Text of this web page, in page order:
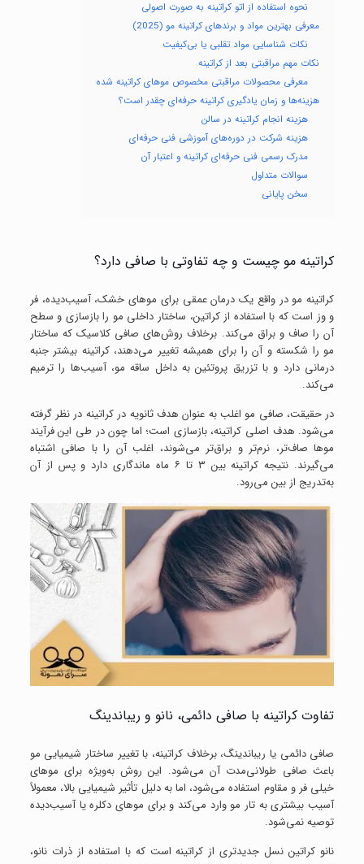
نحوه استفاده از اتو کراتینه به صورت اصولی
معرفی بهترین مواد و برندهای کراتینه مو (2025)
نکات شناسایی مواد تقلبی یا بی‌کیفیت
نکات مهم مراقبتی بعد از کراتینه
معرفی محصولات مراقبتی مخصوص موهای کراتینه شده
هزینه‌ها و زمان یادگیری کراتینه حرفه‌ای چقدر است؟
هزینه انجام کراتینه در سالن
هزینه شرکت در دوره‌های آموزشی فنی حرفه‌ای
مدرک رسمی فنی حرفه‌ای کراتینه و اعتبار آن
سوالات متداول
سخن پایانی
کراتینه مو چیست و چه تفاوتی با صافی دارد؟
کراتینه مو در واقع یک درمان عمقی برای موهای خشک، آسیب‌دیده، فر
و وز است که با استفاده از کراتین، ساختار داخلی مو را بازسازی و سطح
آن را صاف و براق می‌کند. برخلاف روش‌های صافی کلاسیک که ساختار
مو را شکسته و آن را برای همیشه تغییر می‌دهند، کراتینه بیشتر جنبه
درمانی دارد و با تزریق پروتئین به داخل ساقه مو، آسیب‌ها را ترمیم
می‌کند.
در حقیقت، صافی مو اغلب به عنوان هدف ثانویه در کراتینه در نظر گرفته
می‌شود. هدف اصلی کراتینه، بازسازی است؛ اما چون در طی این فرآیند
موها صاف‌تر، نرم‌تر و براق‌تر می‌شوند، اغلب آن را با صافی اشتباه
می‌گیرند. نتیجه کراتینه بین ۳ تا ۶ ماه ماندگاری دارد و پس از آن
به‌تدریج از بین می‌رود.
تفاوت کراتینه با صافی دائمی، نانو و ریباندینگ
صافی دائمی یا ریباندینگ، برخلاف کراتینه، با تغییر ساختار شیمیایی مو
باعث صافی طولانی‌مدت آن می‌شود. این روش به‌ویژه برای موهای
خیلی فر و مقاوم استفاده می‌شود، اما به دلیل تأثیر شیمیایی بالا، معمولاً
آسیب بیشتری به تار مو وارد می‌کند و برای موهای دکلره یا آسیب‌دیده
توصیه نمی‌شود.
نانو کراتین نسل جدیدتری از کراتینه است که با استفاده از ذرات نانو،